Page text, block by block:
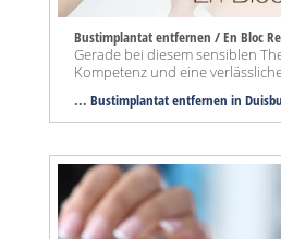
Bustimplantat entfernen / En Bloc
Gerade bei diesem sensiblen
Kompetenz und eine
... Bustimplantat entfernen in